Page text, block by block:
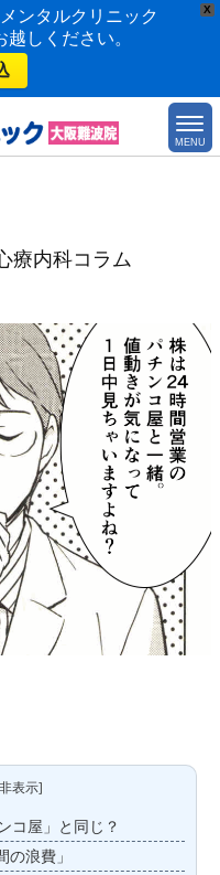
X
ンタルクリニック
しください。
MENU
療内科コラム
非表示]
コ屋」と同じ？
浪費」